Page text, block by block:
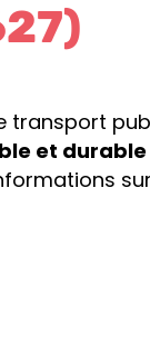
transport
et durable